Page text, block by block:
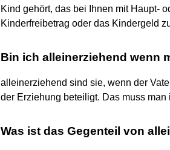
Kind gehört, das bei Ihnen mit Haupt-
Kinderfreibetrag oder das Kindergeld
Bin ich alleinerziehend wenn
alleinerziehend sind sie, wenn der
der Erziehung beteiligt. Das muss
Was ist das Gegenteil von